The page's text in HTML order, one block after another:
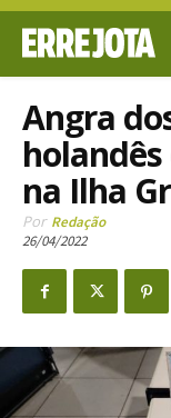
Angra
na Ilha
Por Redação
26/04/2022